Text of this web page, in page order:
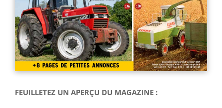
FEUILLETEZ UN APERÇU DU MAGAZINE :